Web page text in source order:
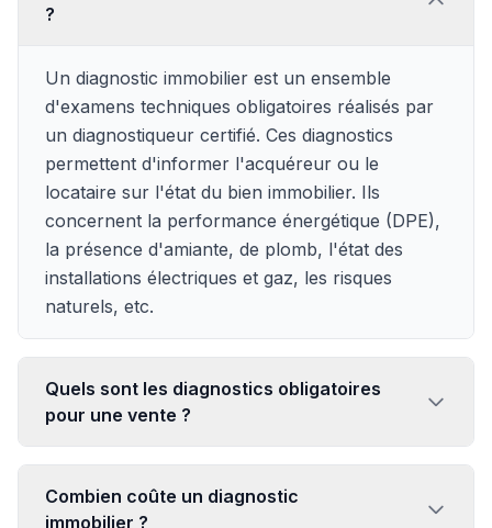
?
Un diagnostic immobilier est un ensemble
d'examens techniques obligatoires réalisés par
un diagnostiqueur certifié. Ces diagnostics
permettent d'informer l'acquéreur ou le
locataire sur l'état du bien immobilier. Ils
concernent la performance énergétique (DPE),
la présence d'amiante, de plomb, l'état des
installations électriques et gaz, les risques
naturels, etc.
Quels sont les diagnostics obligatoires
pour une vente ?
Combien coûte un diagnostic
immobilier ?